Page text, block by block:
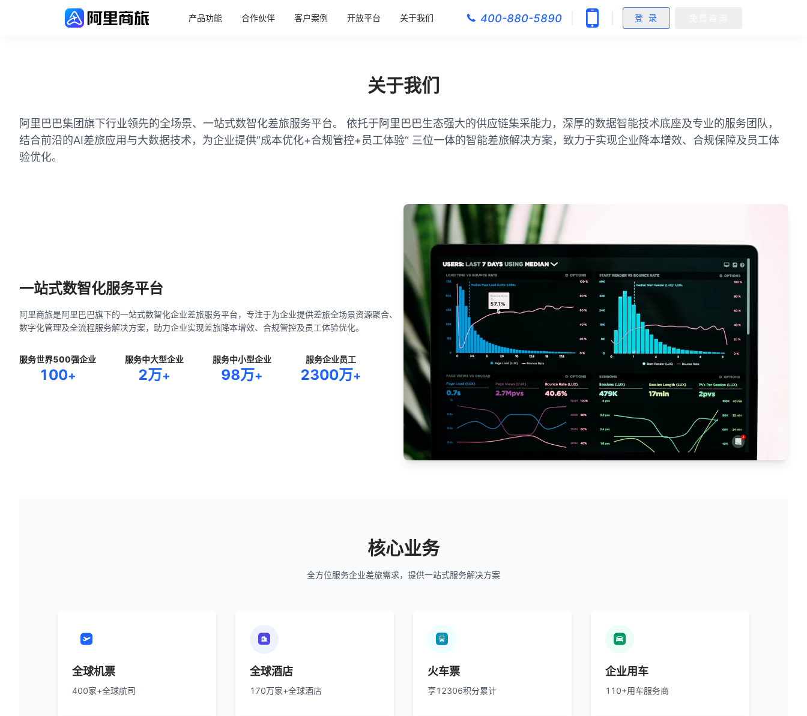
产品功能 合作伙伴 客户案例 开放平台 关于我们 400-880-5890 登 录
关于我们
阿里巴巴集团旗下行业领先的全场景、一站式数智化差旅服务平台。 依托于阿里巴巴生态强大的供应链集采能力，深厚的数据智能技术底座及专业的服务团队，
结合前沿的AI差旅应用与大数据技术，为企业提供“成本优化+合规管控+员工体验“ 三位一体的智能差旅解决方案，致力于实现企业降本增效、合规保障及员工体
验优化。
一站式数智化服务平台
阿里商旅是阿里巴巴旗下的一站式数智化企业差旅服务平台，专注于为企业提供差旅全场景资源聚合、
数字化管理及全流程服务解决方案，助力企业实现差旅降本增效、合规管控及员工体验优化。
服务世界500强企业
100+
服务中大型企业
2万+
服务中小型企业
98万+
服务企业员工
2300万+
核心业务
全方位服务企业差旅需求，提供一站式服务解决方案

全球机票
400家+全球航司

全球酒店
170万家+全球酒店

火车票
享12306积分累计

企业用车
110+用车服务商